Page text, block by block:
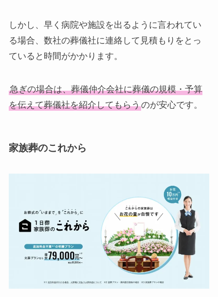
しかし、早く病院や施設を出るように言われてい
る場合、数社の葬儀社に連絡して見積もりをとっ
ていると時間がかかります。
急ぎの場合は、葬儀仲介会社に葬儀の規模・予算
を伝えて葬儀社を紹介してもらうのが安心です。
家族葬のこれから